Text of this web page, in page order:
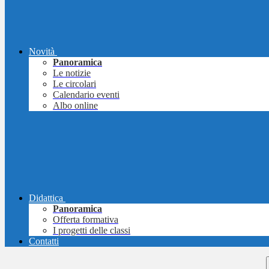
Novità
Panoramica
Le notizie
Le circolari
Calendario eventi
Albo online
Didattica
Panoramica
Offerta formativa
I progetti delle classi
Contatti